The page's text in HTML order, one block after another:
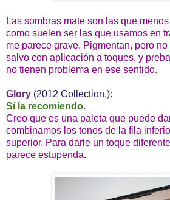
Las sombras mate son las que
como suelen ser las que usamos en
me parece grave. Pigmentan, pero
salvo con aplicación a toques, y
no tienen problema en ese sentido.
Glory (2012 Collection.):
Sí la recomiendo.
Creo que es una paleta que puede
combinamos los tonos de la fila
superior. Para darle un toque
parece estupenda.